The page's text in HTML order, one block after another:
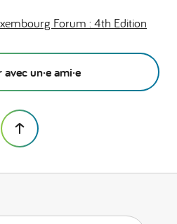
Forum : 4th Edition
un·e ami·e